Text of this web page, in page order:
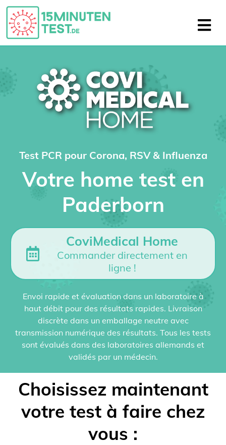
Test PCR pour Corona, RSV & Influenza
Votre home test en
Paderborn
CoviMedical Home
Commander directement en
ligne !
Envoi rapide et évaluation dans un laboratoire à
haut débit pour des résultats rapides. Livraison
discrète dans un emballage neutre avec
transmission numérique des résultats. Tous les tests
sont évalués dans des laboratoires allemands et
validés par un médecin.
Choisissez maintenant
votre test à faire chez
vous :